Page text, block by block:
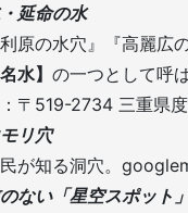
延命の水
利原の水穴』『高麗広
水】の一つとして呼
〒519-2734 三重県
リ穴
が知る洞穴。
ない「星空スポット」